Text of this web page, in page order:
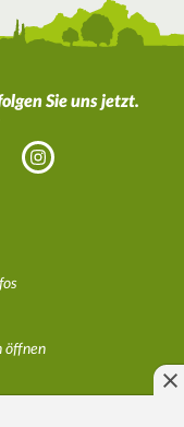
Sie uns jetzt.
Instagram
öffnen